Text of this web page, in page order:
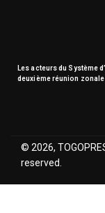
Les acteurs du Système
deuxième réunion zonale
© 2026,
reserved.